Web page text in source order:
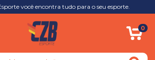
você encontra tudo para o seu esporte.
0